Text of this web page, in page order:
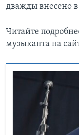
дважды внесено
Читайте
музыканта на